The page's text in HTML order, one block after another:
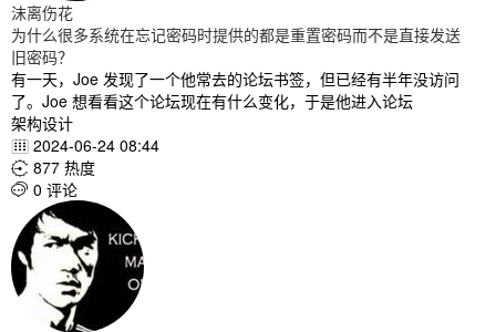
沫离伤花
为什么很多系统在忘记密码时提供的都是重置密码而不是直接发送
旧密码？
有一天，Joe 发现了一个他常去的论坛书签，但已经有半年没访问
了。Joe 想看看这个论坛现在有什么变化，于是他进入论坛
架构设计
 2024-06-24 08:44
 877 热度
 0 评论